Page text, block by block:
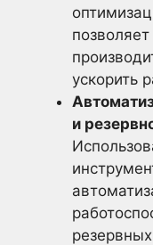
ускорить
и